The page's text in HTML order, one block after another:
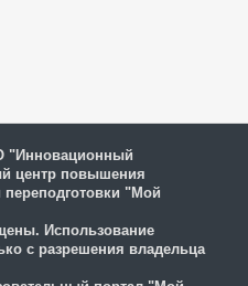
"Инновационный
центр повышения
"Мой
Использование
с разрешения владельца